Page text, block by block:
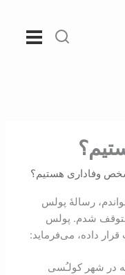
وفاداری هستیم؟
رسالۀ پولس
متوقف شدم. پولس
داده، می‌فرماید:
در شهر کولـُسی